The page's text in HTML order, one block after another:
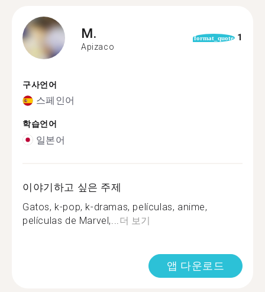
M.
Apizaco
format_quote 1
구사언어
스페인어
학습언어
일본어
이야기하고 싶은 주제
Gatos, k-pop, k-dramas, películas, anime,
películas de Marvel,... 더 보기
앱 다운로드